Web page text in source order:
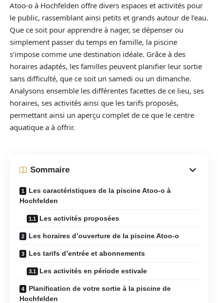
Atoo-o à Hochfelden offre divers espaces et activités pour
le public, rassemblant ainsi petits et grands autour de l’eau.
Que ce soit pour apprendre à nager, se dépenser ou
simplement passer du temps en famille, la piscine
s’impose comme une destination idéale. Grâce à des
horaires adaptés, les familles peuvent planifier leur sortie
sans difficulté, que ce soit un samedi ou un dimanche.
Analysons ensemble les différentes facettes de ce lieu, ses
horaires, ses activités ainsi que les tarifs proposés,
permettant ainsi un aperçu complet de ce que le centre
aquatique a à offrir.
Sommaire
Les caractéristiques de la piscine Atoo-o à
Hochfelden
Les activités proposées
Les horaires d’ouverture de la piscine Atoo-o
Les tarifs d’entrée et abonnements
Les activités en période estivale
Planification de votre sortie à la piscine de
Hochfelden